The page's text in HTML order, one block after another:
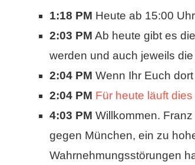
1:18 PM Heute ab 15:00
2:03 PM Ab heute gibt es
werden und auch jeweils
2:04 PM Wenn Ihr Euch
2:04 PM Für heute läuft
4:03 PM Willkommen.
gegen München, ein zu
Wahrnehmungsstörungen